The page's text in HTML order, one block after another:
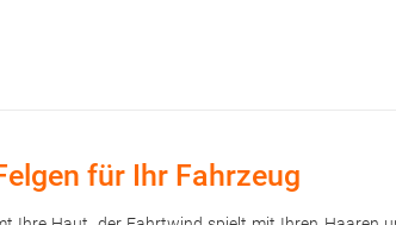
für Ihr Fahrzeug